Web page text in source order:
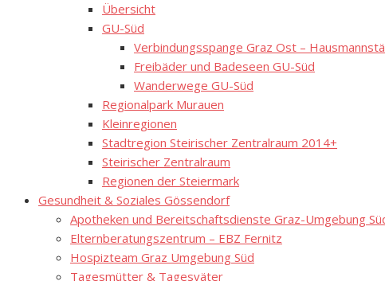
Übersicht
GU-Süd
Verbindungsspange Graz Ost –
Freibäder und Badeseen GU-Süd
Wanderwege GU-Süd
Regionalpark Murauen
Kleinregionen
Stadtregion Steirischer Zentralraum 2014+
Steirischer Zentralraum
Regionen der Steiermark
Gesundheit & Soziales Gössendorf
Apotheken und Bereitschaftsdienste Graz-Umgebung
Elternberatungszentrum – EBZ Fernitz
Hospizteam Graz Umgebung Süd
Tagesmütter & Tagesväter